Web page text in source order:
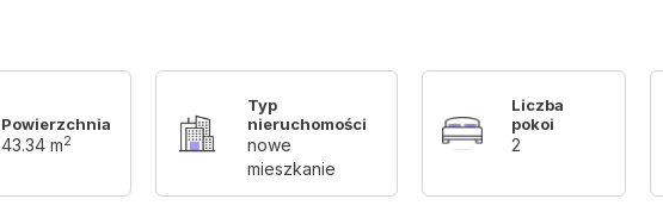
Powierzchnia
43.34 m2
Typ
nieruchomości
nowe
mieszkanie
Liczba
pokoi
2